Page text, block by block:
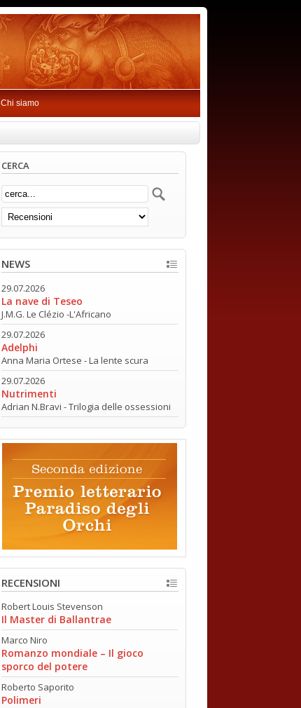
Chi siamo
CERCA
NEWS
29.07.2026
La nave di Teseo
J.M.G. Le Clézio -L'Africano
29.07.2026
Adelphi
Anna Maria Ortese - La lente scura
29.07.2026
Nutrimenti
Adrian N.Bravi - Trilogia delle ossessioni
RECENSIONI
Robert Louis Stevenson
Il Master di Ballantrae
Marco Niro
Romanzo mondiale – Il gioco
sporco del potere
Roberto Saporito
Polimeri